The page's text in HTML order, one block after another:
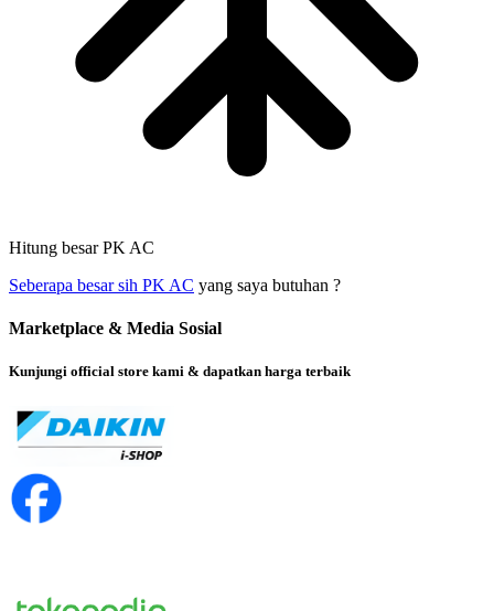
Hitung besar PK AC
Seberapa besar sih PK AC yang saya butuhan ?
Marketplace & Media Sosial
Kunjungi official store kami & dapatkan harga terbaik